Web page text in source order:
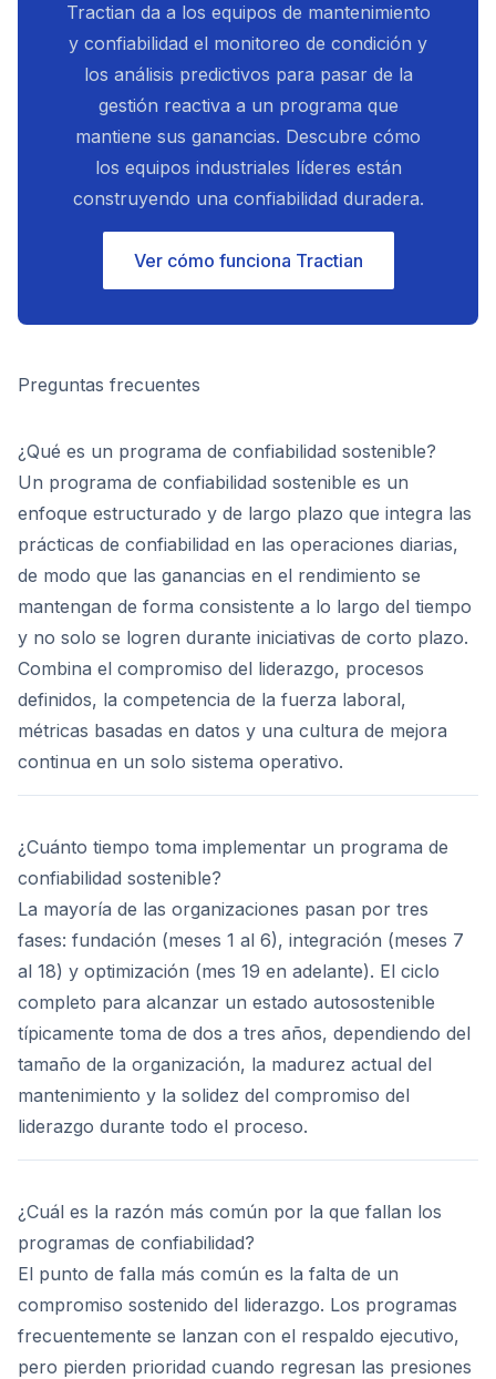
Tractian da a los equipos de mantenimiento
y confiabilidad el monitoreo de condición y
los análisis predictivos para pasar de la
gestión reactiva a un programa que
mantiene sus ganancias. Descubre cómo
los equipos industriales líderes están
construyendo una confiabilidad duradera.
Ver cómo funciona Tractian
Preguntas frecuentes
¿Qué es un programa de confiabilidad sostenible?
Un programa de confiabilidad sostenible es un
enfoque estructurado y de largo plazo que integra las
prácticas de confiabilidad en las operaciones diarias,
de modo que las ganancias en el rendimiento se
mantengan de forma consistente a lo largo del tiempo
y no solo se logren durante iniciativas de corto plazo.
Combina el compromiso del liderazgo, procesos
definidos, la competencia de la fuerza laboral,
métricas basadas en datos y una cultura de mejora
continua en un solo sistema operativo.
¿Cuánto tiempo toma implementar un programa de
confiabilidad sostenible?
La mayoría de las organizaciones pasan por tres
fases: fundación (meses 1 al 6), integración (meses 7
al 18) y optimización (mes 19 en adelante). El ciclo
completo para alcanzar un estado autosostenible
típicamente toma de dos a tres años, dependiendo del
tamaño de la organización, la madurez actual del
mantenimiento y la solidez del compromiso del
liderazgo durante todo el proceso.
¿Cuál es la razón más común por la que fallan los
programas de confiabilidad?
El punto de falla más común es la falta de un
compromiso sostenido del liderazgo. Los programas
frecuentemente se lanzan con el respaldo ejecutivo,
pero pierden prioridad cuando regresan las presiones